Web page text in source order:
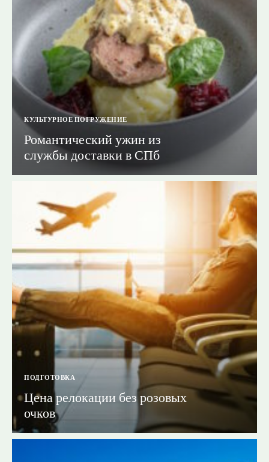
КУЛЬТУРНОЕ ПОГРУЖЕНИЕ
Романтический ужин из
службы доставки в СПб
ПОДГОТОВКА
Цена релокации без розовых
очков